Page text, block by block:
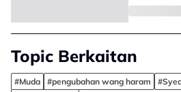
Topic Berkaitan
#Muda #pengubahan wang haram